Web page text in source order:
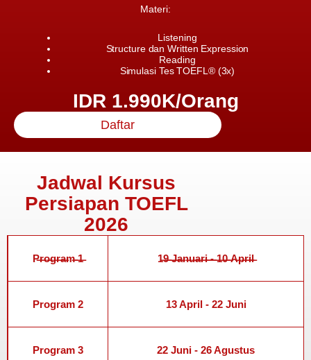
Materi:
Listening
Structure dan Written Expression
Reading
Simulasi Tes TOEFL® (3x)
IDR 1.990K/Orang
Daftar
Jadwal Kursus
Persiapan TOEFL
2026
P̶r̶o̶g̶r̶a̶m̶ ̶1̶ 1̶9̶ ̶J̶a̶n̶u̶a̶r̶i̶ ̶-̶ ̶1̶0̶ ̶A̶p̶r̶i̶l̶
Program 2 13 April - 22 Juni
Program 3 22 Juni - 26 Agustus